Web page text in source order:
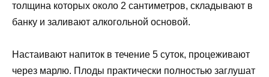
толщина которых около 2 сантиметров, складывают в
банку и заливают алкогольной основой.
Настаивают напиток в течение 5 суток, процеживают
через марлю. Плоды практически полностью заглушат